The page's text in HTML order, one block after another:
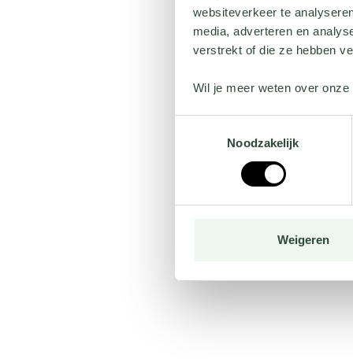
websiteverkeer te
media, adverteren en
verstrekt of die ze hebben
Wil je meer weten over
Noodzakelijk
Weigeren